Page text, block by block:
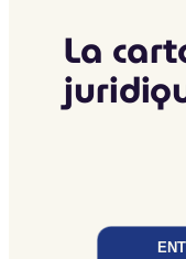
La